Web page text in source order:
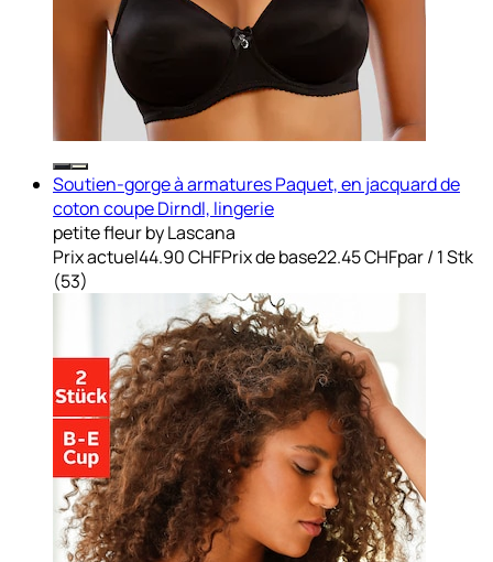
Soutien-gorge à armatures Paquet, en jacquard de
coton coupe Dirndl, lingerie
petite fleur by Lascana
Prix actuel44.90 CHFPrix de base22.45 CHFpar/ 1 Stk
(53)